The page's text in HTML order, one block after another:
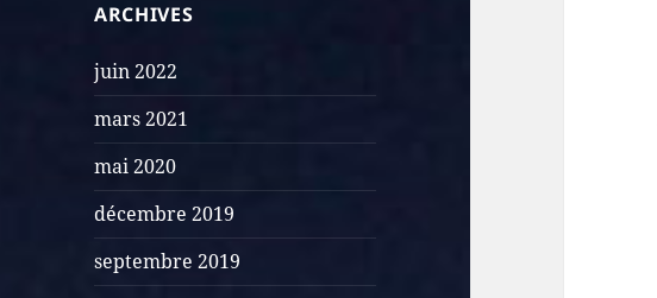
ARCHIVES
juin 2022
mars 2021
mai 2020
décembre 2019
septembre 2019